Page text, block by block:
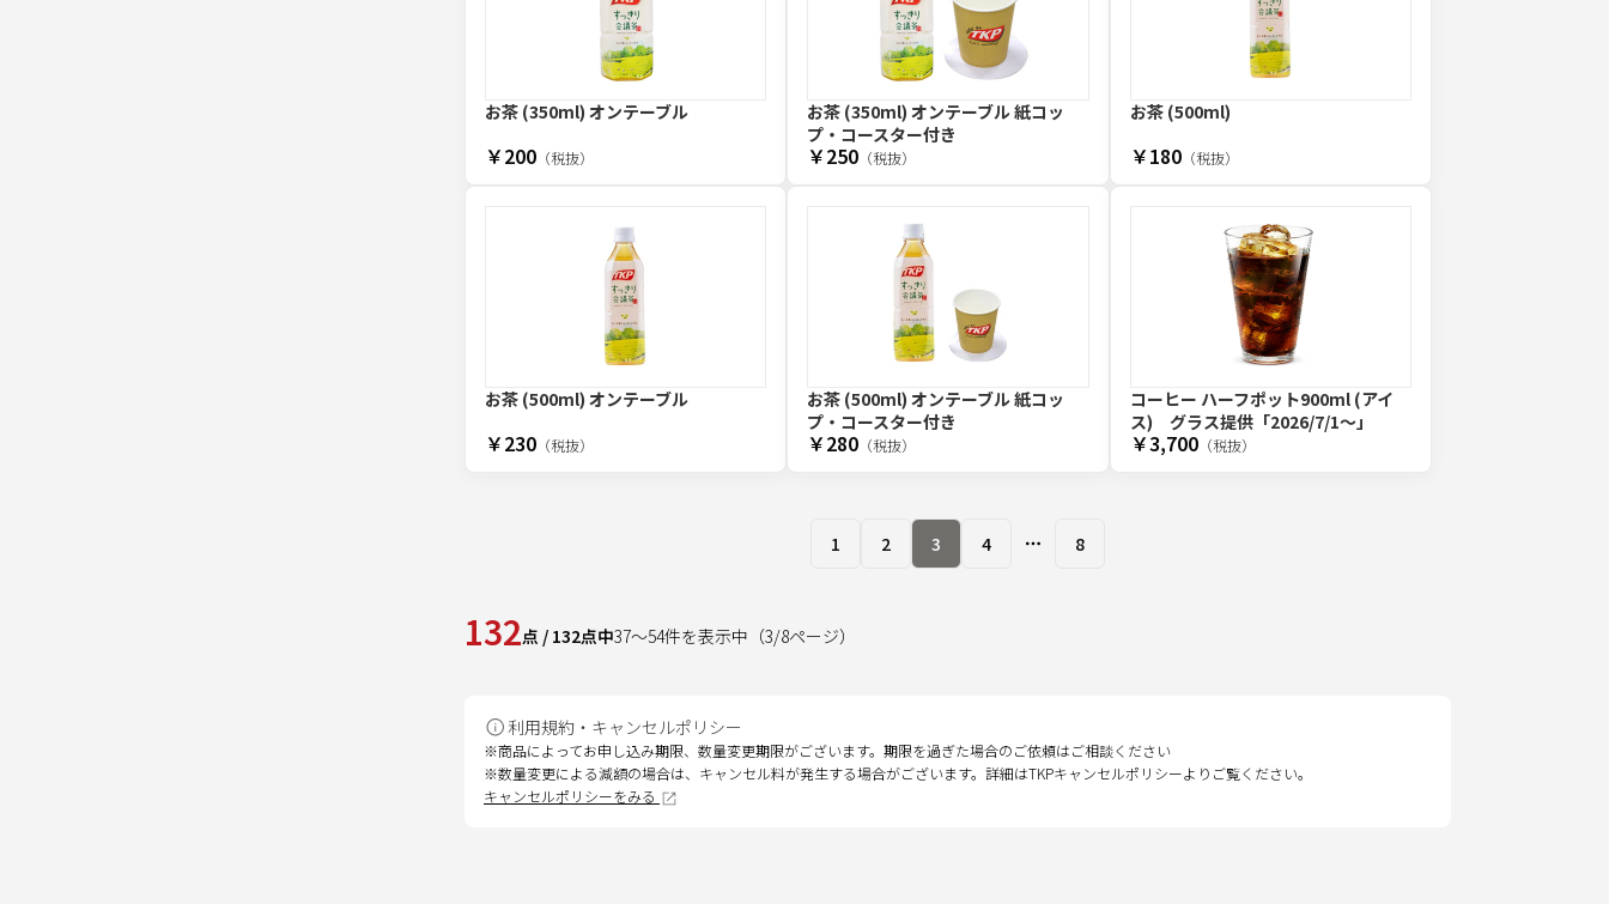
お茶 (350ml) オンテーブル
￥200 （税抜）
お茶 (350ml) オンテーブル 紙コッ
プ・コースター付き
￥250 （税抜）
お茶 (500ml)
￥180（税抜）
お茶 (500ml) オンテーブル
￥230 （税抜）
お茶 (500ml) オンテーブル 紙コッ
プ・コースター付き
￥280 （税抜）
コーヒー ハーフポット900ml (アイ
ス) グラス提供「2026/7/1〜」
￥3,700（税抜）
1 2 3 4 More pages
8
132点 / 132点中37～54件を表示中 （3/8ページ）
利用規約・キャンセルポリシー
※商品によってお申し込み期限、数量変更期限がございます。期限を過ぎた場合のご依頼はご相談ください
※数量変更による減額の場合は、キャンセル料が発生する場合がございます。詳細はTKPキャンセルポリシーよりご覧ください。
キャンセルポリシーをみる